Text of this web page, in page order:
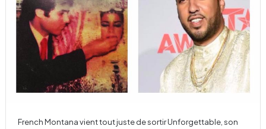
French Montana vient tout juste de sortir Unforgettable, son